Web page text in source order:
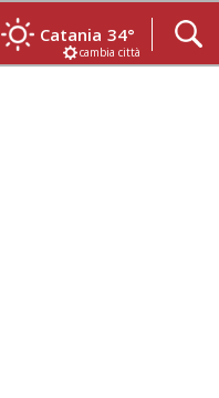
Catania 34°
cambia città